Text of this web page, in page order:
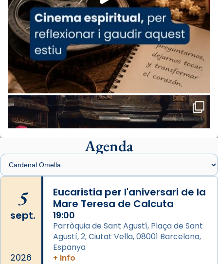
Arquebisbat de Barcelona
2 weeks ago
«Avui les santes Juliana i Semproniana ens
ajuden a alçar la mirada»
Mons. Sergi Gordo, bisbe de Tortosa, ha
presidit aquest 27 de juliol la missa de Les
Santes de Mataró.
🔗tinyurl.com/cvu5jmbk
📸 J. Merino
de Barcelona.
2 weeks ago
Aquest dilluns, 27 de juliol, ha tingut lloc la
missa d’acció de gràcies en agraïment al
comitè organitzador de la visita apostòlica
del Sant Pare Lleó XIV a Barcelona, i als
Agenda
5
sept.
2026
Eucaristia per l'aniversari de la
Mare Teresa de Calcuta
19:00
Parròquia de Sant Agustí, Plaça de Sant
Agustí, 2, Ciutat Vella, 08001 Barcelona,
Espanya
+ info